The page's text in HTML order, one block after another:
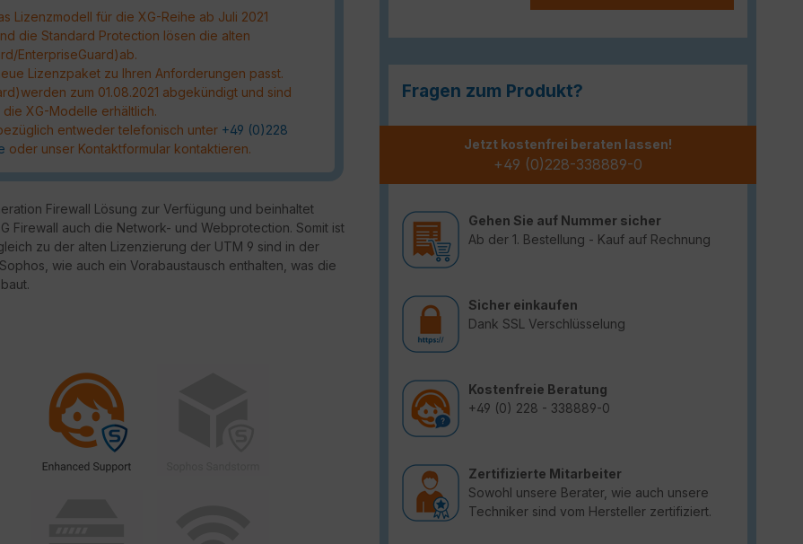
Fragen zum Produkt?
Jetzt kostenfrei beraten lassen!
+49 (0)228-338889-0
Gehen Sie auf Nummer sicher
Ab der 1. Bestellung - Kauf auf Rechnung
Sicher einkaufen
Dank SSL Verschlüsselung
Kostenfreie Beratung
+49 (0) 228 - 338889-0
Zertifizierte Mitarbeiter
Sowohl unsere Berater, wie auch unsere
Techniker sind vom Hersteller zertifiziert.
Lizenzmodell für die XG-Reihe ab Juli 2021
die Standard Protection lösen die alten
EnterpriseGuard)ab.
Lizenzpaket zu Ihren Anforderungen passt.
zum 01.08.2021 abgekündigt und sind
XG-Modelle erhältlich.
entweder telefonisch unter +49 (0)228
oder unser Kontaktformular kontaktieren.
Firewall Lösung zur Verfügung und beinhaltet
Firewall auch die Network- und Webprotection. Somit ist
zu der alten Lizenzierung der UTM 9 sind in der
wie auch ein Vorabaustausch enthalten, was die